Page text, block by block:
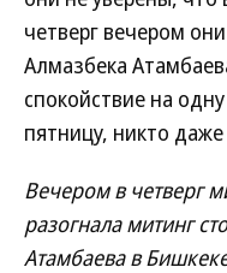
четверг вечером
Алмазбека
спокойствие на
пятницу, никто
Вечером в четверг
разогнала митинг
Атамбаева в